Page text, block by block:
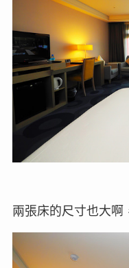
兩張床的尺寸也大啊